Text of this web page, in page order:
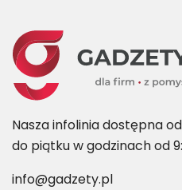
Nasza infolinia dostępna
do piątku w godzinach od
info@gadzety.pl